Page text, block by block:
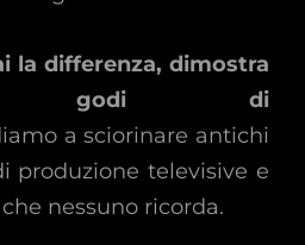
la differenza, dimostra
godi di
a sciorinare antichi
produzione televisive e
nessuno ricorda.